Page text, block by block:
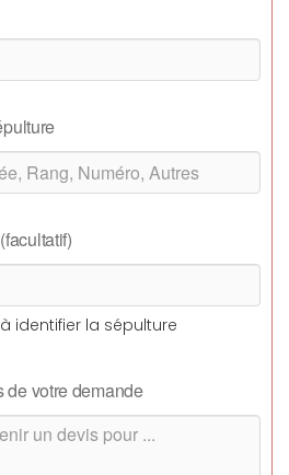
identifier la sépulture
de votre demande